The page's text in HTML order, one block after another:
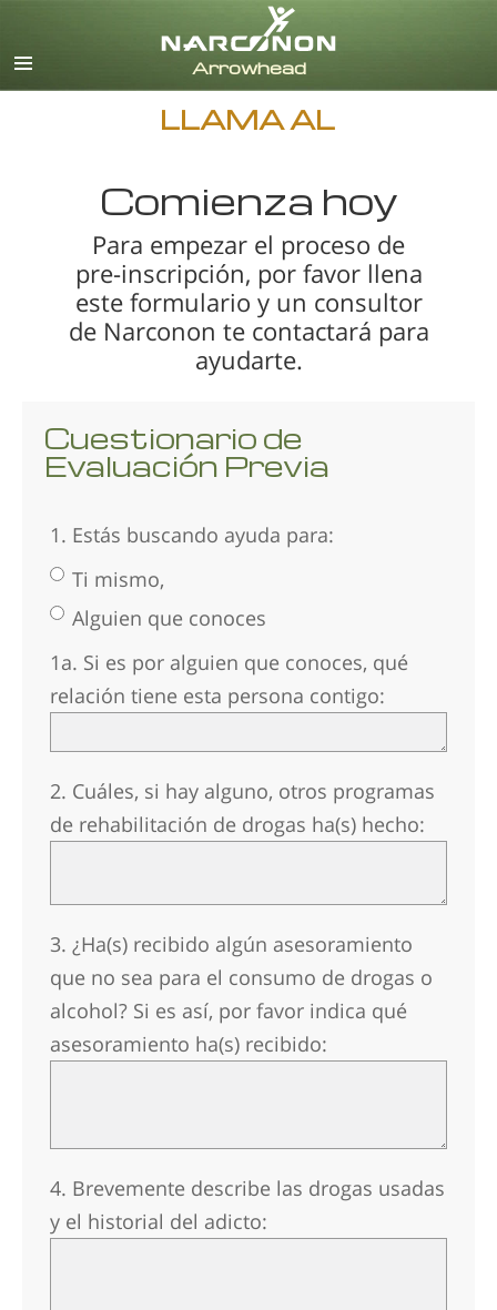
Alemán
Hebreo
Húngaro
Italiano
Japonés
Holandés
LLAMA AL
Comienza hoy
Para empezar el proceso de
pre-inscripción, por favor llena
este formulario y un consultor
de Narconon te contactará para
ayudarte.
Cuestionario de
Evaluación Previa
1. Estás buscando ayuda para:
Ti mismo,
Alguien que conoces
1a. Si es por alguien que conoces, qué
relación tiene esta persona contigo:
2. Cuáles, si hay alguno, otros programas
de rehabilitación de drogas ha(s) hecho:
3. ¿Ha(s) recibido algún asesoramiento
que no sea para el consumo de drogas o
alcohol? Si es así, por favor indica qué
asesoramiento ha(s) recibido:
4. Brevemente describe las drogas usadas
y el historial del adicto: